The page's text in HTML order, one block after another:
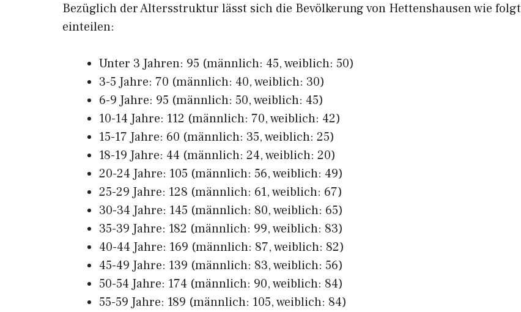
Bezüglich der Altersstruktur lässt sich die Bevölkerung von Hettenshausen wie folgt
einteilen:
Unter 3 Jahren: 95 (männlich: 45, weiblich: 50)
3-5 Jahre: 70 (männlich: 40, weiblich: 30)
6-9 Jahre: 95 (männlich: 50, weiblich: 45)
10-14 Jahre: 112 (männlich: 70, weiblich: 42)
15-17 Jahre: 60 (männlich: 35, weiblich: 25)
18-19 Jahre: 44 (männlich: 24, weiblich: 20)
20-24 Jahre: 105 (männlich: 56, weiblich: 49)
25-29 Jahre: 128 (männlich: 61, weiblich: 67)
30-34 Jahre: 145 (männlich: 80, weiblich: 65)
35-39 Jahre: 182 (männlich: 99, weiblich: 83)
40-44 Jahre: 169 (männlich: 87, weiblich: 82)
45-49 Jahre: 139 (männlich: 83, weiblich: 56)
50-54 Jahre: 174 (männlich: 90, weiblich: 84)
55-59 Jahre: 189 (männlich: 105, weiblich: 84)